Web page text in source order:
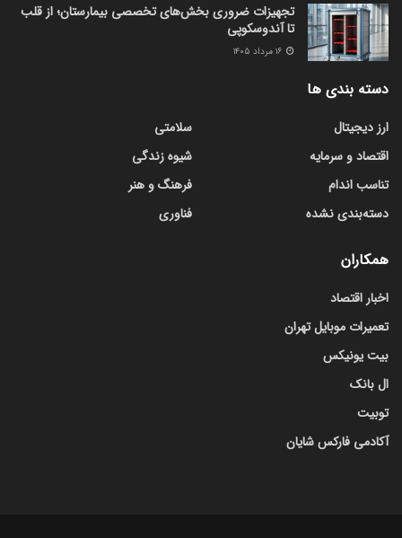
تجهیزات ضروری بخش‌های تخصصی بیمارستان؛ از قلب
تا آندوسکوپی
دسته بندی ها
ارز دیجیتال
اقتصاد و سرمایه
تناسب اندام
دسته‌بندی نشده
سلامتی
شیوه زندگی
فرهنگ و هنر
فناوری
همکاران
اخبار اقتصاد
تعمیرات موبایل تهران
بیت یونیکس
ال بانک
توبیت
آکادمی فارکس شایان